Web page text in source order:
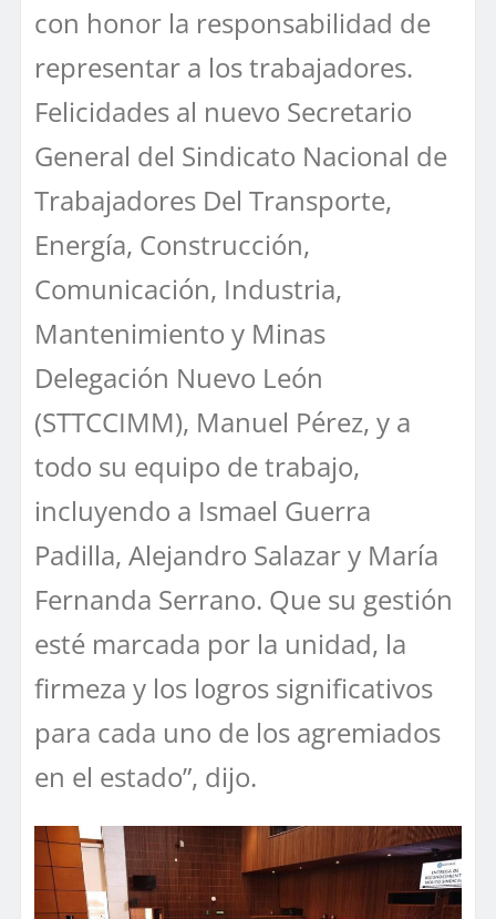
con honor la responsabilidad de
representar a los trabajadores.
Felicidades al nuevo Secretario
General del Sindicato Nacional de
Trabajadores Del Transporte,
Energía, Construcción,
Comunicación, Industria,
Mantenimiento y Minas
Delegación Nuevo León
(STTCCIMM), Manuel Pérez, y a
todo su equipo de trabajo,
incluyendo a Ismael Guerra
Padilla, Alejandro Salazar y María
Fernanda Serrano. Que su gestión
esté marcada por la unidad, la
firmeza y los logros significativos
para cada uno de los agremiados
en el estado”, dijo.